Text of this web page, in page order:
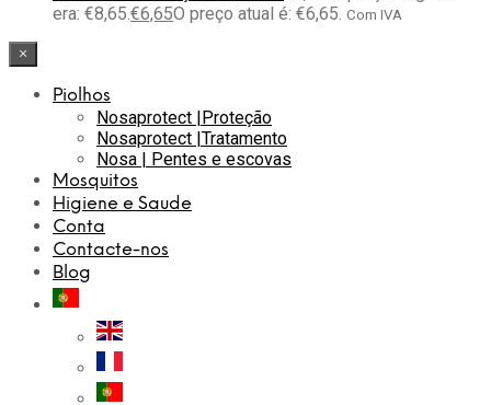
era: €8,65. €6,65O preço atual é: €6,65. Com IVA
×
Piolhos
Nosaprotect |Proteção
Nosaprotect |Tratamento
Nosa | Pentes e escovas
Mosquitos
Higiene e Saude
Conta
Contacte-nos
Blog